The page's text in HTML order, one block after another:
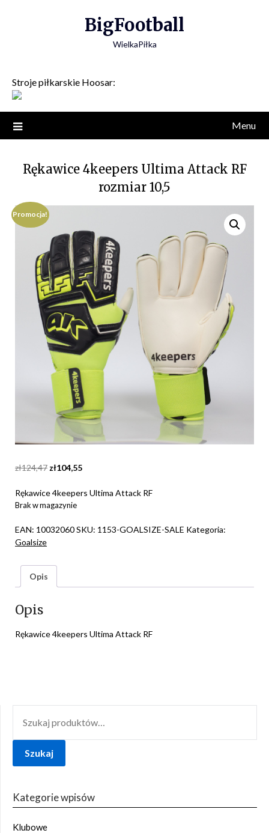
BigFootball
WielkaPiłka
Stroje piłkarskie Hoosar:
Menu
Rękawice 4keepers Ultima Attack RF
rozmiar 10,5
Promocja!
zł124,47 Original
was:
zł124,47.
zł104,55Current
is:
Rękawice 4keepers Ultima Attack RF
Brak w magazynie
EAN: 10032060SKU: 1153-GOALSIZE-SALE Kategoria:
Goalsize
Opis
Opis
Rękawice 4keepers Ultima Attack RF
Szukaj
Kategorie wpisów
Klubowe